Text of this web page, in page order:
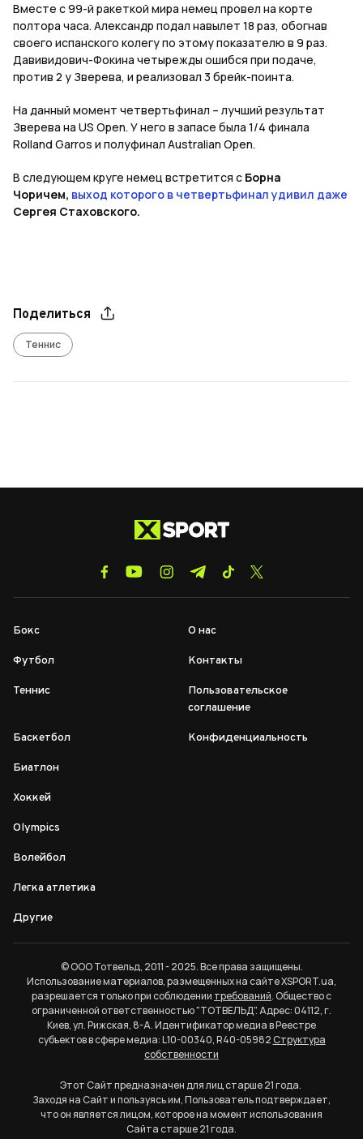
Вместе с 99-й ракеткой мира немец провел на корте
полтора часа. Александр подал навылет 18 раз, обогнав
своего испанского колегу по этому показателю в 9 раз.
Давивидович-Фокина четырежды ошибся при подаче,
против 2 у Зверева, и реализовал 3 брейк-поинта.
На данный момент четвертьфинал – лучший результат
Зверева на US Open. У него в запасе была 1/4 финала
Rolland Garros и полуфинал Australian Open.
В следующем круге немец встретится с Борна
Чоричем, выход которого в четвертьфинал удивил даже
Сергея Стаховского.
Поделиться
Теннис
Бокс
Футбол
Теннис
Баскетбол
Биатлон
Хоккей
Olympics
Волейбол
Легка атлетика
Другие
О нас
Контакты
Пользовательское
соглашение
Конфиденциальность
© ООО Тотвельд, 2011 - 2025. Все права защищены.
Использование материалов, размещенных на сайте XSPORT.ua,
разрешается только при соблюдении требований. Общество с
ограниченной ответственностью "ТОТВЕЛЬД". Адрес: 04112, г.
Киев, ул. Рижская, 8-А. Идентификатор медиа в Реестре
субъектов в сфере медиа: L10-00340, R40-05982Структура
собственности
Этот Сайт предназначен для лиц старше 21 года.
Заходя на Сайт и пользуясь им, Пользователь подтверждает,
что он является лицом, которое на момент использования
Сайта старше 21 года.